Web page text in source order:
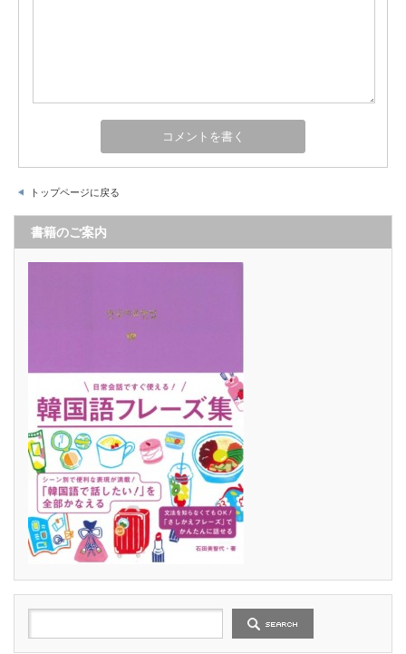
トップページに戻る
書籍のご案内